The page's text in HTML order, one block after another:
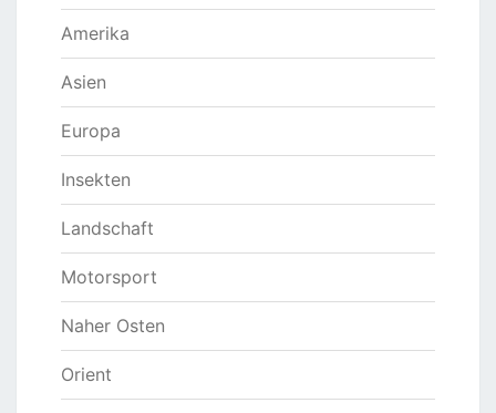
Amerika
Asien
Europa
Insekten
Landschaft
Motorsport
Naher Osten
Orient